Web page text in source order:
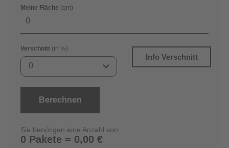
Meine Fläche (qm)
Verschnitt (in %)
0
Info Verschnitt
Berechnen
Sie benötigen eine Anzahl von:
0 Pakete = 0,00 €